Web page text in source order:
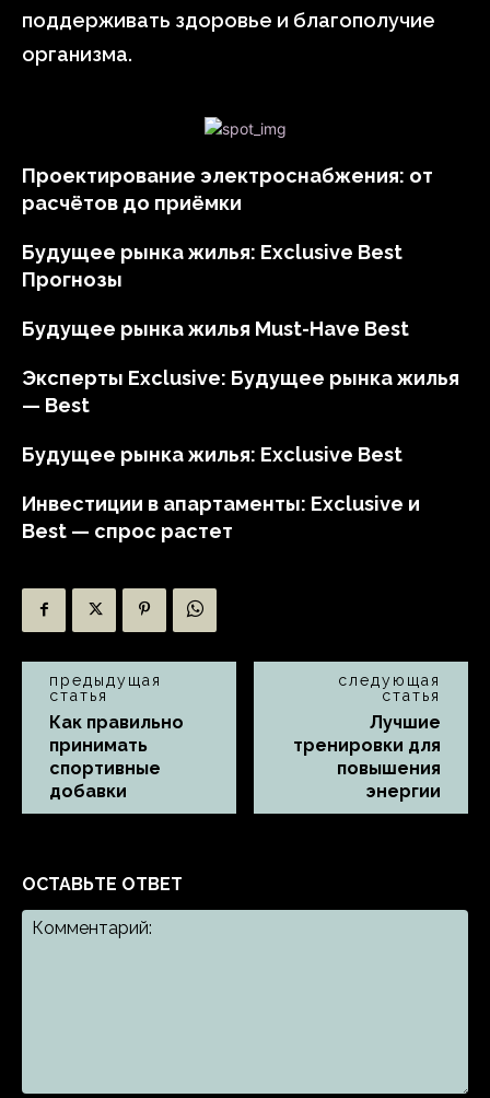
поддерживать здоровье и благополучие
организма.
Проектирование электроснабжения: от
расчётов до приёмки
Будущее рынка жилья: Exclusive Best
Прогнозы
Будущее рынка жилья Must-Have Best
Эксперты Exclusive: Будущее рынка жилья
— Best
Будущее рынка жилья: Exclusive Best
Инвестиции в апартаменты: Exclusive и
Best — спрос растет
предыдущая
статья
Как правильно
принимать
спортивные
добавки
следующая
статья
Лучшие
тренировки для
повышения
энергии
ОСТАВЬТЕ ОТВЕТ